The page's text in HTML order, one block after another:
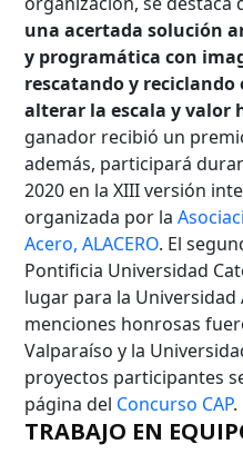
una acertada solución
y programática con
rescatando y reciclando
alterar la escala y valor
ganador recibió un
además, participará
2020 en la XIII versión
organizada por la
Acero, ALACERO. El
Pontificia Universidad
lugar para la
menciones honrosas
Valparaíso y la
proyectos participantes
página del Concurso CAP.
TRABAJO EN